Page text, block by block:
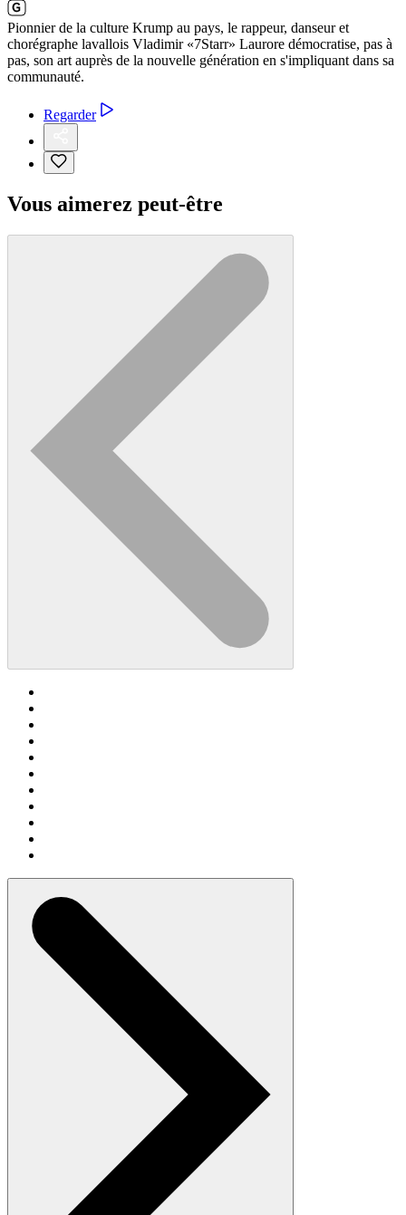
Pionnier de la culture Krump au pays, le rappeur, danseur et
chorégraphe lavallois Vladimir «7Starr» Laurore démocratise, pas à
pas, son art auprès de la nouvelle génération en s'impliquant dans sa
communauté.
Regarder
Vous aimerez peut-être